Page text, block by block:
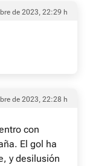
de 2023, 22:29 h
de 2023, 22:28 h
con
El gol ha
y desilusión